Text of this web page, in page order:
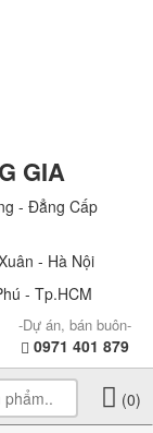
GIA
- Đẳng Cấp
- Hà Nội
- Tp.HCM
-Dự án, bán buôn-
0971 401 879
(0)